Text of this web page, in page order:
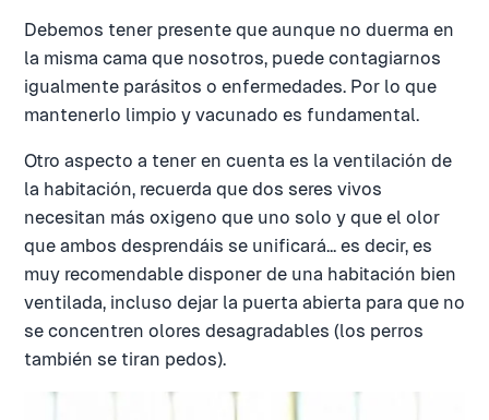
Debemos tener presente que aunque no duerma en
la misma cama que nosotros, puede contagiarnos
igualmente parásitos o enfermedades. Por lo que
mantenerlo limpio y vacunado es fundamental.
Otro aspecto a tener en cuenta es la ventilación de
la habitación, recuerda que dos seres vivos
necesitan más oxigeno que uno solo y que el olor
que ambos desprendáis se unificará... es decir, es
muy recomendable disponer de una habitación bien
ventilada, incluso dejar la puerta abierta para que no
se concentren olores desagradables (los perros
también se tiran pedos).